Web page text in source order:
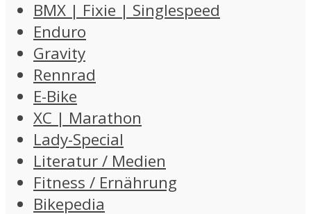
BMX | Fixie | Singlespeed
Enduro
Gravity
Rennrad
E-Bike
XC | Marathon
Lady-Special
Literatur / Medien
Fitness / Ernährung
Bikepedia